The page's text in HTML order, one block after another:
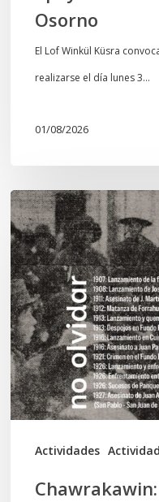
Osorno
El Lof Winkül Küsra
realizarse el día lunes 3…
01/08/2026
Actividades
Chawrakawin:
Palimpsesto
explora
a
través
del
arte
las
tensiones
documentales